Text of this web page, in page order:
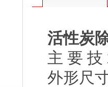
活性炭
主 要 技
外形尺